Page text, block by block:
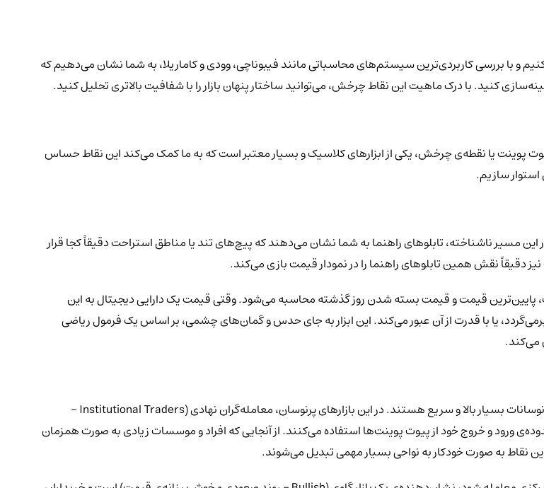
و با بررسی کاربردی‌ترین سیستم‌های محاسباتی مانند فیبوناچی، وودی و کاماریلا، به شما نشان می‌دهیم که
کنید. با درک ماهیت این نقاط چرخش، می‌توانید ساختار پنهان بازار را با شفافیت بالاتری تحلیل کنید.
یا نقطه‌ی چرخش، یکی از ابزارهای کلاسیک و بسیار معتبر است که به ما کمک می‌کند این نقاط حساس
سازیم.
مسیر ناشناخته، تابلوهای راهنما به شما نشان می‌دهند که پیچ‌های تند یا مناطق استراحت دقیقاً کجا قرار
پایین‌ترین قیمت و قیمت بسته شدن روز گذشته محاسبه می‌شود. وقتی قیمت یک دارایی دیجیتال به این
یا با قدرت از آن عبور می‌کند. این ابزار به جای حدس و گمان‌های چشمی، بر اساس یک فرمول ریاضی
می‌کند.
(Forex - بازار جهانی تبادل ارزهای رایج کشورها) بازارهایی با نوسانات بسیار بالا و سریع هستند. در این بازارهای پرنوسان، معامله‌گران نهادی (Institutional Traders -
ورود و خروج خود از پیوت پوینت‌ها استفاده می‌کنند. از آنجایی که افراد و موسسات زیادی به صورت همزمان
نقاط به صورت خودکار به نواحی بسیار مهمی تبدیل می‌شوند.